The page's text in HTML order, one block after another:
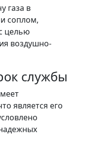
газа в
соплом,
целью
воздушно-
службы
является его